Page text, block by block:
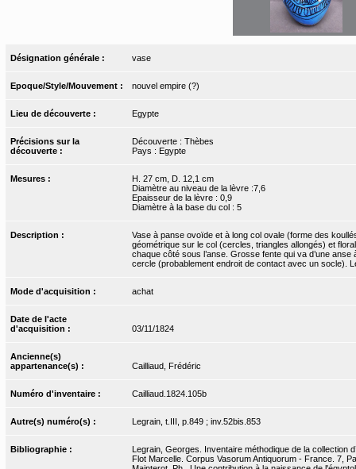
Désignation générale : vase
Epoque/Style/Mouvement : nouvel empire (?)
Lieu de découverte : Egypte
Précisions sur la
découverte :
Découverte : Thèbes
Pays : Egypte
Mesures :
H. 27 cm, D. 12,1 cm
Diamètre au niveau de la lèvre :7,6
Epaisseur de la lèvre : 0,9
Diamètre à la base du col : 5
Description :
Vase à panse ovoïde et à long col ovale (forme des
géométrique sur le col (cercles, triangles allongés) et
chaque côté sous l’anse. Grosse fente qui va d’une
cercle (probablement endroit de contact avec un socle).
Mode d'acquisition : achat
Date de l'acte
d'acquisition :
03/11/1824
Ancienne(s)
appartenance(s) :
Cailliaud, Frédéric
Numéro d'inventaire : Cailliaud.1824.105b
Autre(s) numéro(s) : Legrain, t.III, p.849 ; inv.52bis.853
Bibliographie :
Legrain, Georges. Inventaire méthodique de la collection
Flot Marcelle. Corpus Vasorum Antiquorum - France. 7,